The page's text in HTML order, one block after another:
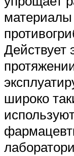
Действует
широко